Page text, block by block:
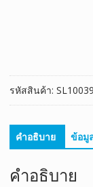
รหัสสินค้า:
คำอธิบาย ข้อมู
คำอธิบาย